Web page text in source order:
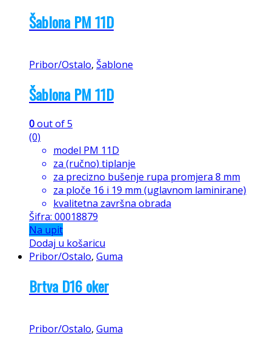
Šablona PM 11D
Pribor/Ostalo, Šablone
Šablona PM 11D
0out of 5
(0)
model PM 11D
za (ručno) tiplanje
za precizno bušenje rupa promjera 8 mm
za ploče 16 i 19 mm (uglavnom laminirane)
kvalitetna završna obrada
Šifra: 00018879
Na upit
Dodaj u košaricu
Pribor/Ostalo, Guma
Brtva D16 oker
Pribor/Ostalo, Guma